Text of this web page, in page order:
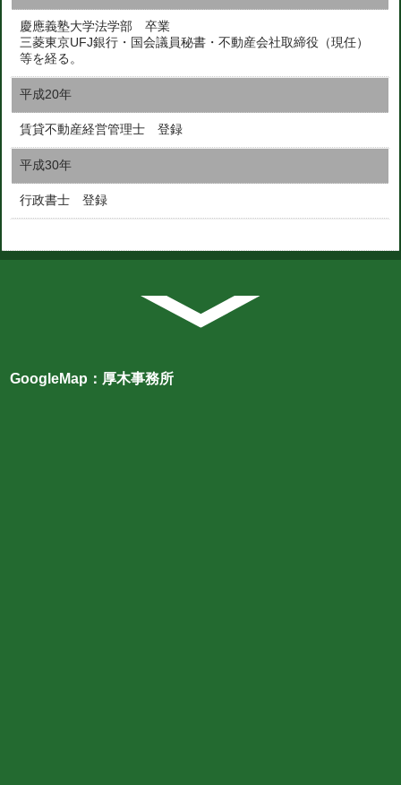
慶應義塾大学法学部 卒業
三菱東京UFJ銀行・国会議員秘書・不動産会社取締役（現任）
等を経る。
平成20年
賃貸不動産経営管理士 登録
平成30年
行政書士 登録
GoogleMap：厚木事務所